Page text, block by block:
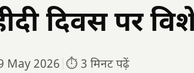
दिवस पर
May 2026 ⏱️ 3 मिनट पढ़ें